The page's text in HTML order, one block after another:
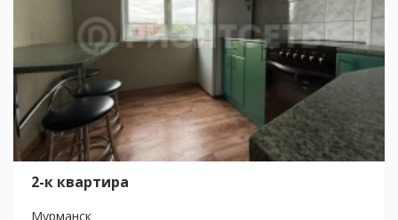
2-к квартира
Мурманск